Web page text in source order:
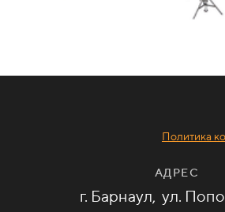
Политика
АДРЕС
г. Барнаул, ул.